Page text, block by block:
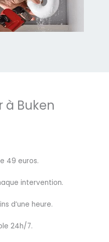
à Buken
49 euros.
intervention.
d’une heure.
24h/7.